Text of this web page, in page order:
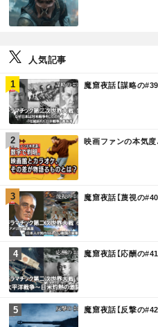
人気記事
魔窟夜話【謀略の
M
O
映画ファンの本気
M
O
魔窟夜話【蔑視の
M
O
魔窟夜話【応酬の
魔窟夜話【反撃の